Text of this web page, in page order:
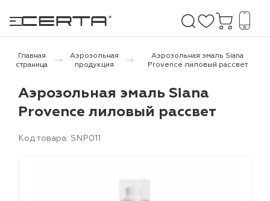
покрытия
и дачи
Главная
страница
Аэрозольная
продукция
Аэрозольная эмаль Siana
Provence лиловый рассвет
Аэрозольная эмаль Siana
Provence лиловый рассвет
Код товара: SNP011